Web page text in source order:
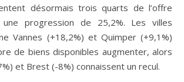
désormais trois quarts de l’offre
une progression de 25,2%. Les villes
Vannes (+18,2%) et Quimper (+9,1%)
de biens disponibles augmenter, alors
et Brest (-8%) connaissent un recul.